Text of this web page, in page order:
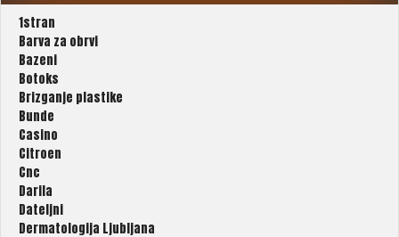
1stran
Barva za obrvi
Bazeni
Botoks
Brizganje plastike
Bunde
Casino
Citroen
Cnc
Darila
Dateljni
Dermatologija Ljubljana